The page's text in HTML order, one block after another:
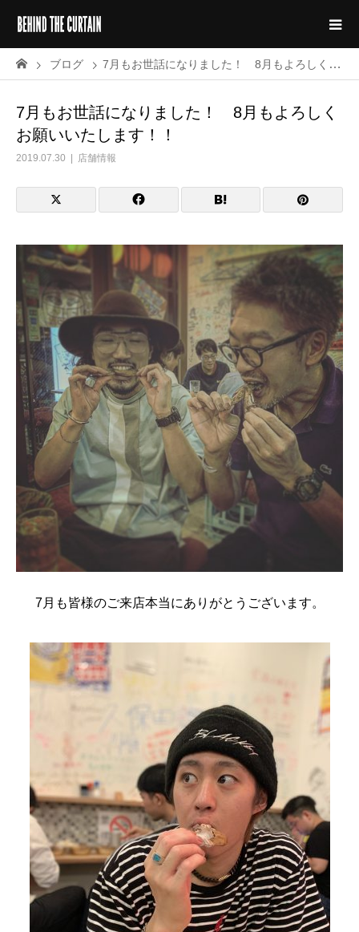
ブログ 7月もお世話になりました！ 8月もよろしくお願いいたします！！
7月もお世話になりました！ 8月もよろしく
お願いいたします！！
2019.07.30 店舗情報
7月も皆様のご来店本当にありがとうございます。